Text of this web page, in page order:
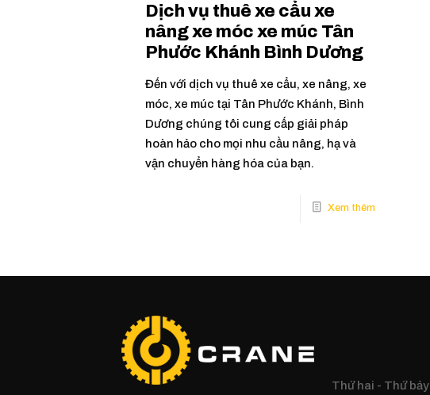
Dịch vụ thuê xe cẩu xe
nâng xe móc xe múc Tân
Phước Khánh Bình Dương
Đến với dịch vụ thuê xe cẩu, xe nâng, xe
móc, xe múc tại Tân Phước Khánh, Bình
Dương chúng tôi cung cấp giải pháp
hoàn hảo cho mọi nhu cầu nâng, hạ và
vận chuyển hàng hóa của bạn.
Thứ hai - Thứ bảy